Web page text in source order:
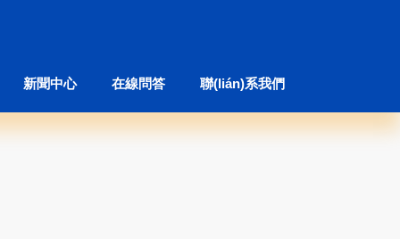
新聞中心 在線問答 聯(lián)系我們